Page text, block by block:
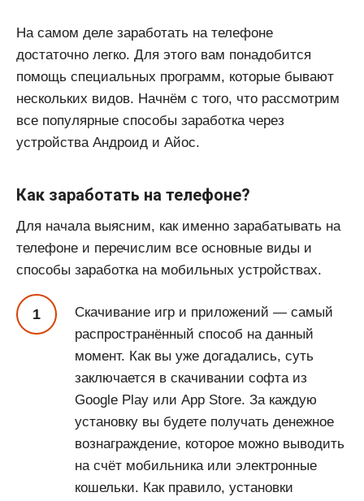
На самом деле заработать на телефоне
достаточно легко. Для этого вам понадобится
помощь специальных программ, которые бывают
нескольких видов. Начнём с того, что рассмотрим
все популярные способы заработка через
устройства Андроид и Айос.
Как заработать на телефоне?
Для начала выясним, как именно зарабатывать на
телефоне и перечислим все основные виды и
способы заработка на мобильных устройствах.
Скачивание игр и приложений — самый
распространённый способ на данный
момент. Как вы уже догадались, суть
заключается в скачивании софта из
Google Play или App Store. За каждую
установку вы будете получать денежное
вознаграждение, которое можно выводить
на счёт мобильника или электронные
кошельки. Как правило, установки